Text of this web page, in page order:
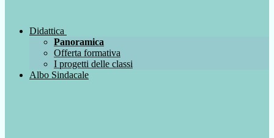
Didattica
Panoramica
Offerta formativa
I progetti delle classi
Albo Sindacale